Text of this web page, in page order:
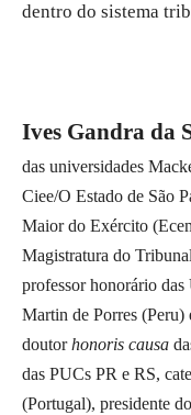
dentro do sistema
Ives Gandra da
das universidades
Ciee/O Estado de São
Maior do Exército
Magistratura do
professor honorário
Martin de Porres
doutorhonoris causa
das PUCs PR e RS,
(Portugal), presidente